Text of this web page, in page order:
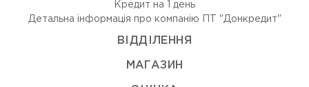
Кредит на 1 день
Детальна інформація про компанію ПТ "Донкредит"
ВIДДIЛЕННЯ
МАГАЗИН